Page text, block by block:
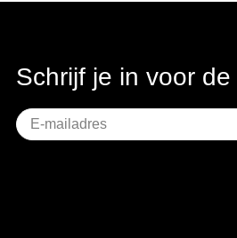
Schrijf je in voor de
Geen
titel